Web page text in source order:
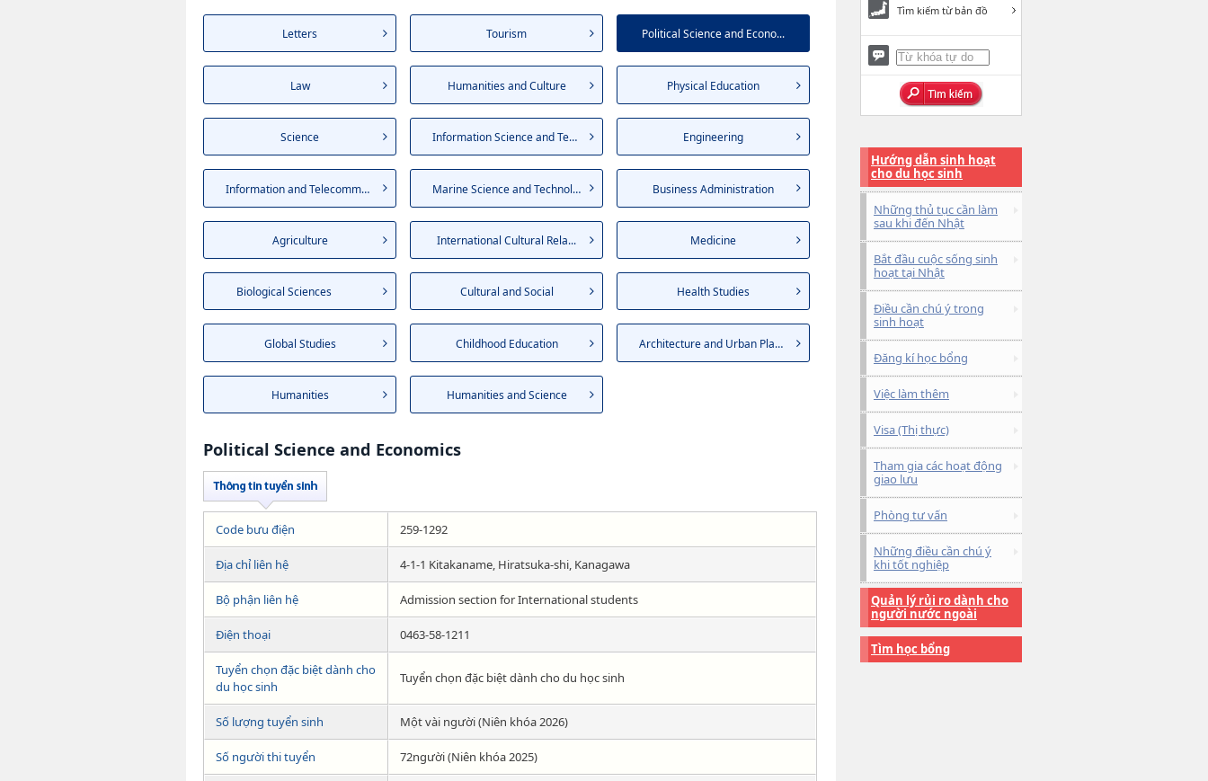
Letters Tourism Political Science and Econo...
Law Humanities and Culture Physical Education
Science Information Science and Tec... Engineering
Information and Telecommuni... Marine Science and Technology Business Administration
Agriculture International Cultural Rela... Medicine
Biological Sciences Cultural and Social Health Studies
Global Studies Childhood Education Architecture and Urban Plan...
Humanities Humanities and Science
Political Science and Economics
Code bưu điện 259-1292
Địa chỉ liên hệ 4-1-1 Kitakaname, Hiratsuka-shi, Kanagawa
Bộ phận liên hệ Admission section for International students
Điện thoại 0463-58-1211
Tuyển chọn đặc biệt dành cho
du học sinh
Tuyển chọn đặc biệt dành cho du học sinh
Số lượng tuyển sinh Một vài người (Niên khóa 2026)
Số người thi tuyển 72người (Niên khóa 2025)
Tìm kiếm từ bản đồ
Hướng dẫn sinh hoạt
cho du học sinh
Những thủ tục cần làm
sau khi đến Nhật
Bắt đầu cuộc sống sinh
hoạt tại Nhật
Điều cần chú ý trong
sinh hoạt
Đăng kí học bổng
Việc làm thêm
Visa (Thị thực)
Tham gia các hoạt động
giao lưu
Phòng tư vấn
Những điều cần chú ý
khi tốt nghiệp
Quản lý rủi ro dành cho
người nước ngoài
Tìm học bổng